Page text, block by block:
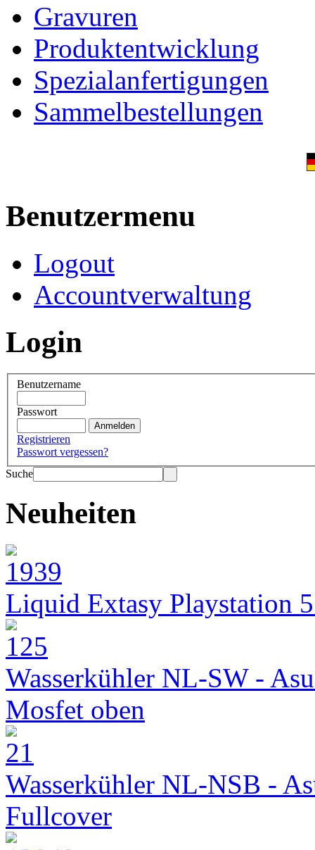
Gravuren
Produktentwicklung
Spezialanfertigungen
Sammelbestellungen
Benutzermenu
Logout
Accountverwaltung
Login
Benutzername
Passwort
Registrieren
Passwort vergessen?
Suche
Neuheiten
Liquid Extasy Playstation
Wasserkühler NL-SW -
Mosfet oben
Wasserkühler NL-NSB -
Fullcover